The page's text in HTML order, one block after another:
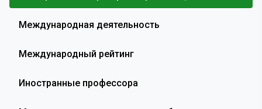
Международная деятельность
Международный рейтинг
Иностранные профессора